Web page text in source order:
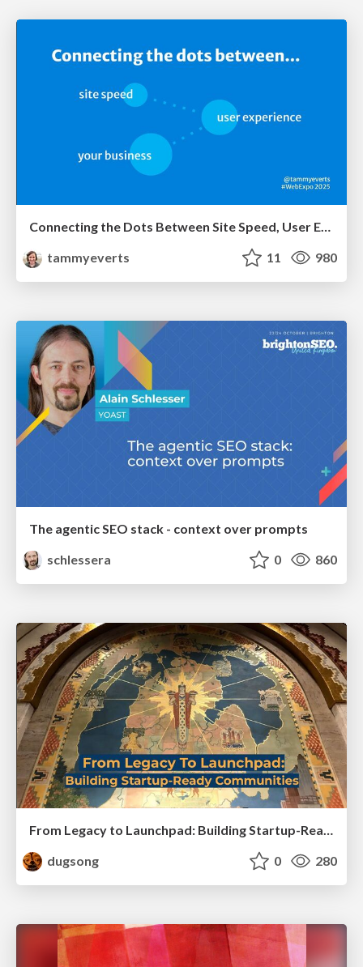
Connecting the Dots Between Site Speed, User Experience & Your Business [WebExpo 2025]
tammyeverts
11 980
The agentic SEO stack - context over prompts
schlessera
0 860
From Legacy to Launchpad: Building Startup-Ready Communities
dugsong
0 280